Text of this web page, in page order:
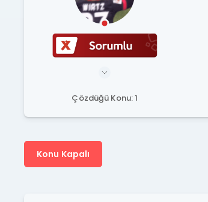
Çözdüğü Konu: 1
Konu Kapalı